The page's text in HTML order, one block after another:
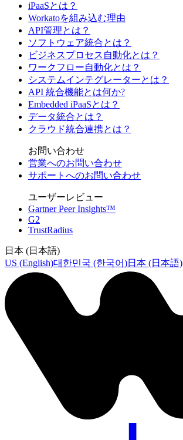
iPaaSとは？
Workatoを組み込む理由
API管理とは？
ソフトウェア統合とは？
ビジネスプロセス自動化とは？
ワークフロー自動化とは？
システムインテグレーターとは？
API 統合機能とは何か?
Embedded iPaaSとは？
データ統合とは？
クラウド統合連携とは？
お問い合わせ
営業へのお問い合わせ
サポートへのお問い合わせ
ユーザーレビュー
Gartner Peer Insights™
G2
TrustRadius
日本 (日本語)
US (English)대한민국 (한국어)日本 (日本語)